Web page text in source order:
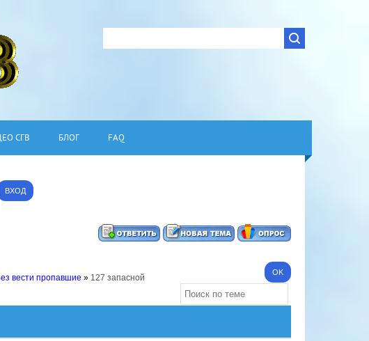
СГВ БЛОГ FAQ
ВХОД
вести пропавшие » 127 запасной